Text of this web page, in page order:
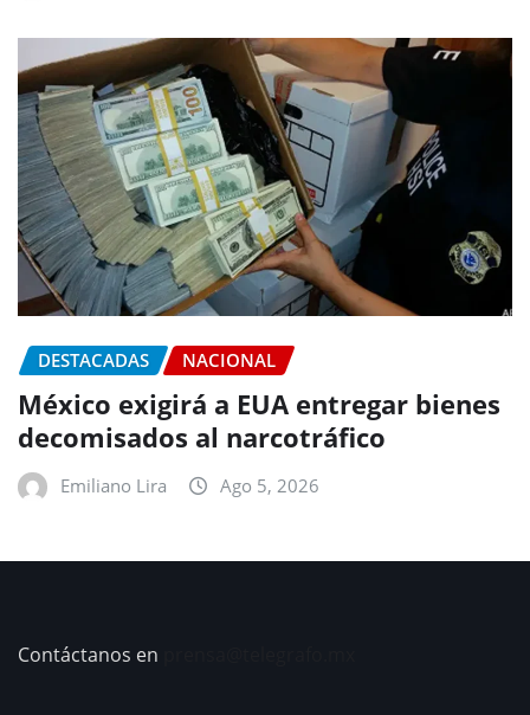
DESTACADAS NACIONAL
México exigirá a EUA entregar bienes
decomisados al narcotráfico
Emiliano Lira Ago 5, 2026
Contáctanos en